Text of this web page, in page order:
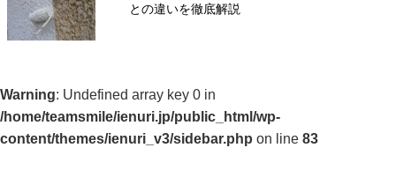
との違いを徹底解説
Warning: Undefined array key 0 in
/home/teamsmile/ienuri.jp/public_html/wp-
content/themes/ienuri_v3/sidebar.php on line 83